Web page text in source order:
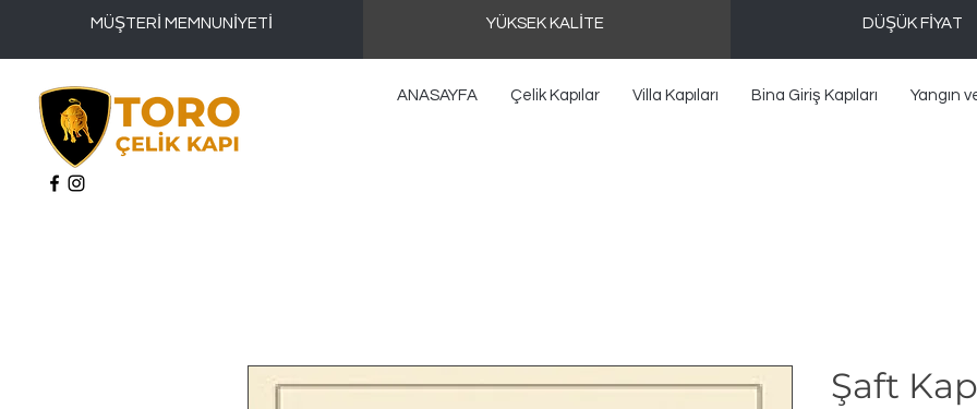
MÜŞTERİ MEMNUNİYETİ YÜKSEK KALİTE DÜŞÜK FİYAT
ANASAYFA Çelik Kapılar Villa Kapıları Bina Giriş Kapıları Yangın
Şaft